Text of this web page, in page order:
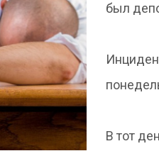
был
В тот